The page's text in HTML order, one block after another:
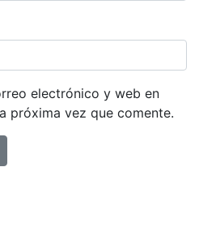
electrónico y web en
próxima vez que comente.